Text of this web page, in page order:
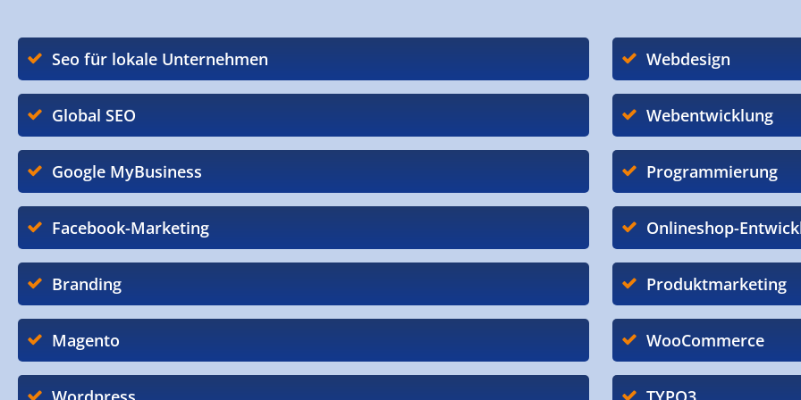
Seo für lokale Unternehmen
Global SEO
Google MyBusiness
Facebook-Marketing
Branding
Magento
Webdesign
Webentwicklung
Programmierung
Onlineshop-
Produktmarketing
WooCommerce